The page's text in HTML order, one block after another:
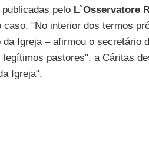
pelo L`Osservatore
"No interior dos termos
Igreja – afirmou o secretário
pastores", a Cáritas
Igreja".